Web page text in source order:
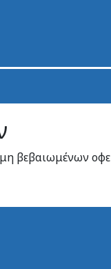
βεβαιωμένων